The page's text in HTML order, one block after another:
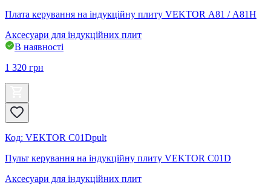
Плата керування на індукційну плиту VEKTOR А81 / А81Н
Аксесуари для індукційних плит
В наявності
1 320 грн
Код: VEKTOR C01Dpult
Пульт керування на індукційну плиту VEKTOR C01D
Аксесуари для індукційних плит